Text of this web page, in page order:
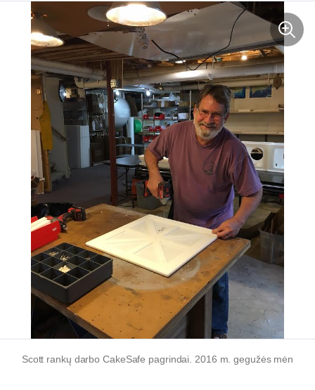
Scott rankų darbo CakeSafe pagrindai. 2016 m. gegužės mėn